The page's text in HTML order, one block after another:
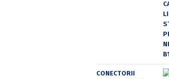
CONECTORII